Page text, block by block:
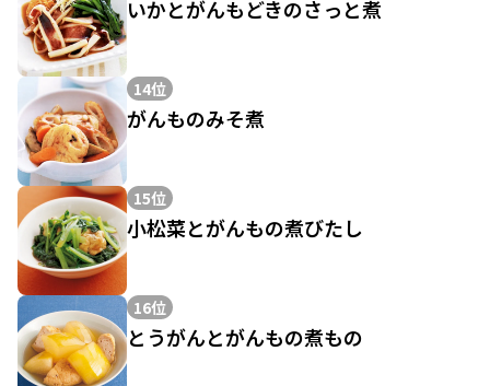
いかとがんもどきのさっと煮
14位
がんものみそ煮
15位
小松菜とがんもの煮びたし
16位
とうがんとがんもの煮もの